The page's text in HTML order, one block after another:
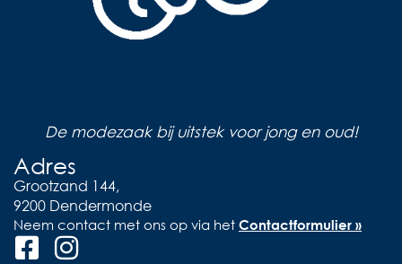
De modezaak bij uitstek voor jong en oud!
Adres
Grootzand 144,
9200 Dendermonde
Neem contact met ons op via het Contactformulier »